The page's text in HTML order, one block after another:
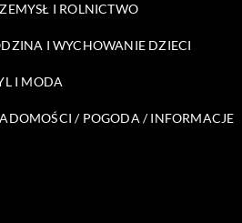
I ROLNICTWO
I WYCHOWANIE DZIECI
I MODA
/ POGODA / INFORMACJE